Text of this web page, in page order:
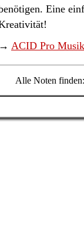
Eine
→ ACID Pro
Alle Noten finden: